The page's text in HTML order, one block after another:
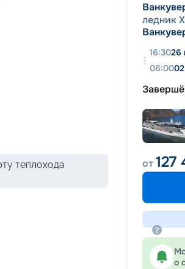
теплохода
ледник
16:3026
06:00
от127
о